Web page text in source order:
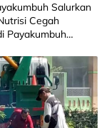
Salurkan
Cegah
Payakumbuh